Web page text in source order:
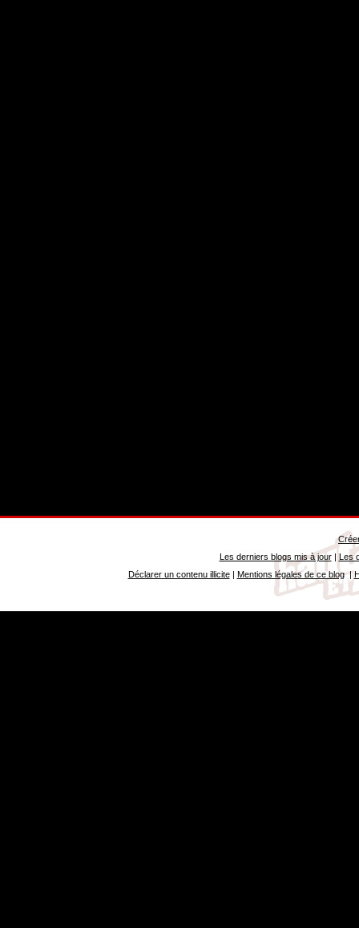
Les derniers blogs mis à jour| Les
Déclarer un contenu illicite| Mentions légales de ce blog|